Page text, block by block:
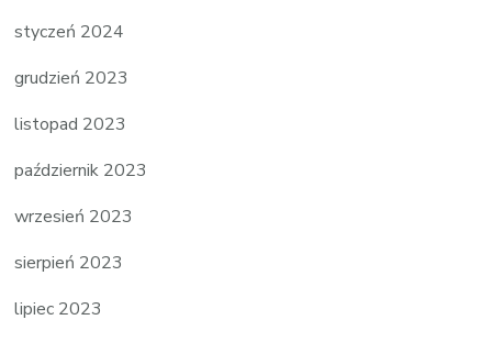
styczeń 2024
grudzień 2023
listopad 2023
październik 2023
wrzesień 2023
sierpień 2023
lipiec 2023